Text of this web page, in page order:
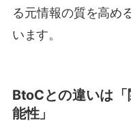
る元情報の質を高め
います。
BtoCとの違いは
能性」